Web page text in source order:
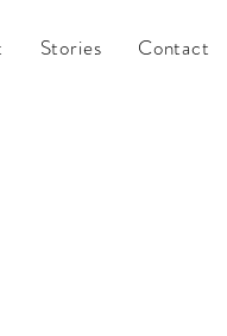
Stories Contact